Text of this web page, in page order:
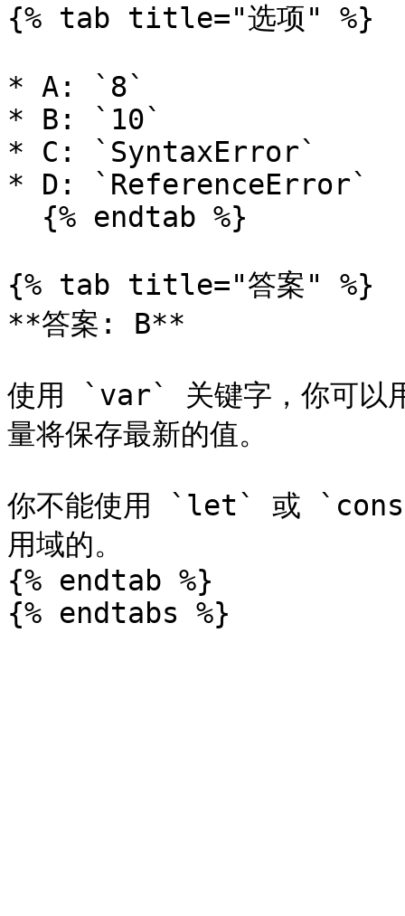
{% tab title="选项" %}
* A: `8`
* B: `10`
* C: `SyntaxError`
* D: `ReferenceError`
{% tab title="答案" %}
**答案: B**
使用 `var` 关键字，你可以
量将保存最新的值。
你不能使用 `let` 或
用域的。
{% endtab %}